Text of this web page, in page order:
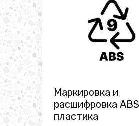
Маркировка и
расшифровка ABS
пластика